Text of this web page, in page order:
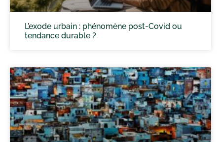
L’exode urbain : phénomène post-Covid ou
tendance durable ?